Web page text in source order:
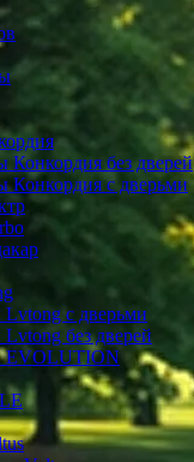
Конкордия без дверей
Конкордия с дверьми
с дверьми
без дверей
EVOLUTION